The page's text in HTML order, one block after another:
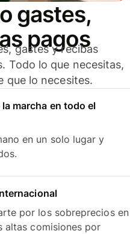
gastes,
pagos
gastes y recibas
Todo lo que necesitas,
que lo necesites.
marcha en todo el
en un solo lugar y
por los sobreprecios en
altas comisiones por